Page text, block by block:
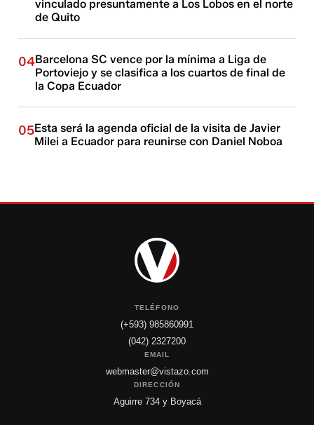
vinculado presuntamente a Los Lobos en el norte
de Quito
04Barcelona SC vence por la mínima a Liga de
Portoviejo y se clasifica a los cuartos de final de
la Copa Ecuador
05Esta será la agenda oficial de la visita de Javier
Milei a Ecuador para reunirse con Daniel Noboa
TELÉFONO
(+593) 985860991
(042) 2327200
EMAIL
webmaster@vistazo.com
DIRECCIÓN
Aguirre 734 y Boyacá